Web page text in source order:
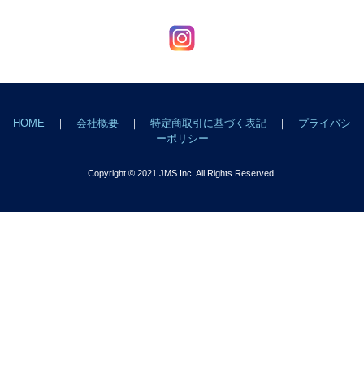
HOME ｜ 会社概要 ｜ 特定商取引に基づく表記 ｜ プライバシ
ーポリシー
Copyright © 2021 JMS Inc. All Rights Reserved.